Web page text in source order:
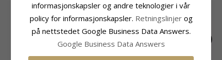
SALE 35%
informasjonskapsler og andre teknologier i vår
policy for informasjonskapsler. Retningslinjer og
på nettstedet Google Business Data Answers.
Google Business Data Answers